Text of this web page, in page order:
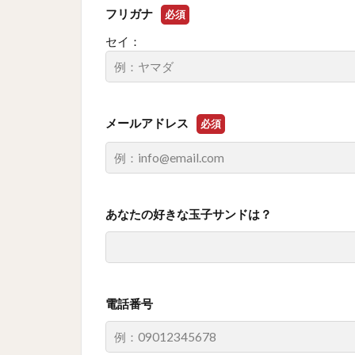
フリガナ 必須
セイ：
メールアドレス 必須
あなたの好きな玉子サンドは？
電話番号